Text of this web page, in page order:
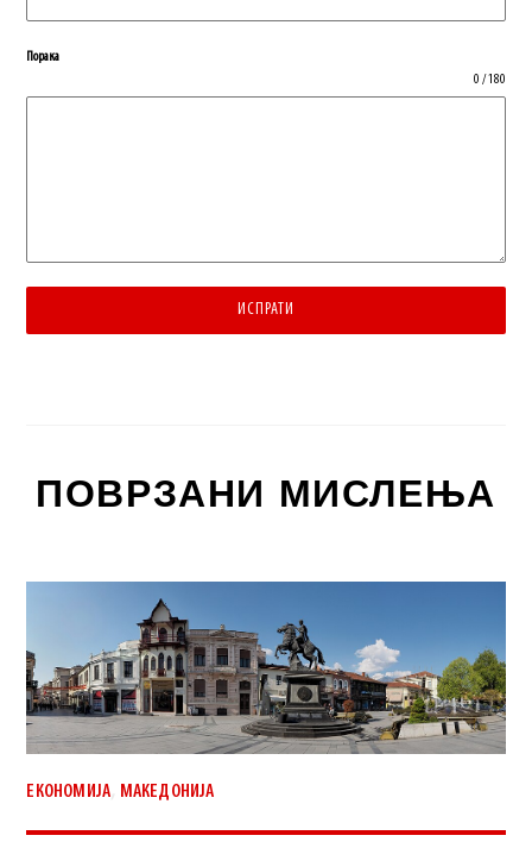
Порака
0 / 180
ИСПРАТИ
ПОВРЗАНИ МИСЛЕЊА
ЕКОНОМИЈА МАКЕДОНИЈА